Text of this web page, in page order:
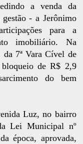
a venda da
- a Jerônimo
para a
imobiliário. Na
7ª Vara Cível de
de R$ 2,9
do bem
Luz, no bairro
Lei Municipal nº
época, aprovada,